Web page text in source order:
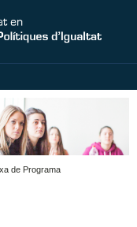
de Programa